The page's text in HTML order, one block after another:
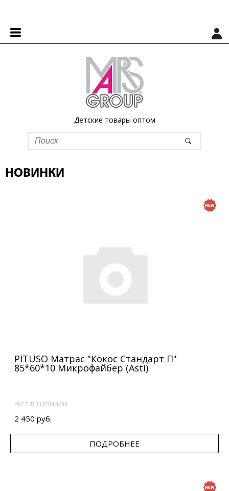
Детские товары оптом
НОВИНКИ
PITUSO Матрас "Кокос Стандарт П"
85*60*10 Микрофайбер (Asti)
Нет в наличии
2 450 руб.
ПОДРОБНЕЕ